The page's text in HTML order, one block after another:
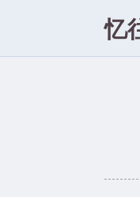
忆